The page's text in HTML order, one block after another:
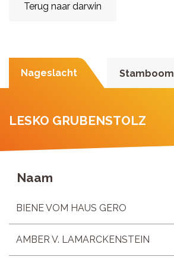
Terug naar darwin
Nageslacht Stamboom
LESKO GRUBENSTOLZ
Naam
BIENE VOM HAUS GERO
AMBER V. LAMARCKENSTEIN